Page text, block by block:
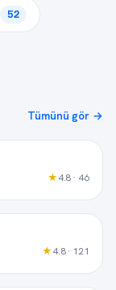
52
Tümünü gör →
★4.8 · 46
★4.8 · 121